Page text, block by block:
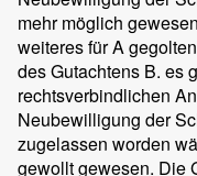
mehr möglich
weiteres für A
des Gutachtens B. es
rechtsverbindlichen
Neubewilligung der
zugelassen worden
gewollt gewesen. Die